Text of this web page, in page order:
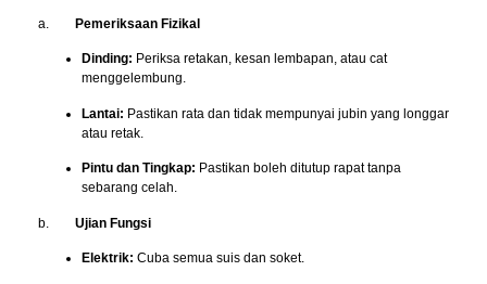
a. Pemeriksaan Fizikal
Dinding: Periksa retakan, kesan lembapan, atau cat
menggelembung.
Lantai: Pastikan rata dan tidak mempunyai jubin yang longgar
atau retak.
Pintu dan Tingkap: Pastikan boleh ditutup rapat tanpa
sebarang celah.
b. Ujian Fungsi
Elektrik: Cuba semua suis dan soket.